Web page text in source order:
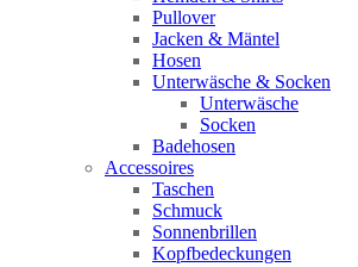
Pullover
Jacken & Mäntel
Hosen
Unterwäsche & Socken
Unterwäsche
Socken
Badehosen
Accessoires
Taschen
Schmuck
Sonnenbrillen
Kopfbedeckungen